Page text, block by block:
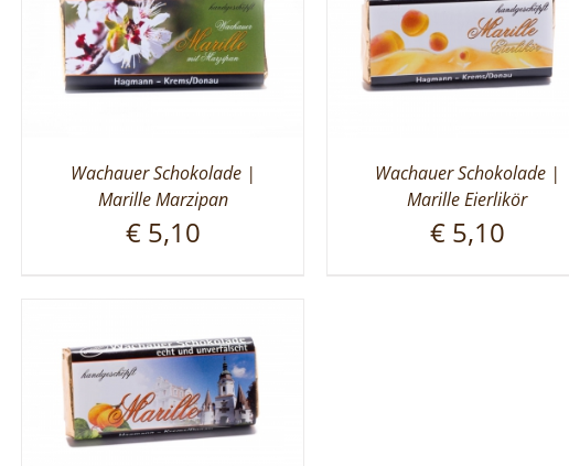
Wachauer Schokolade |
Marille Marzipan
€5,10
Wachauer Schokolade |
Marille Eierlikör
€5,10